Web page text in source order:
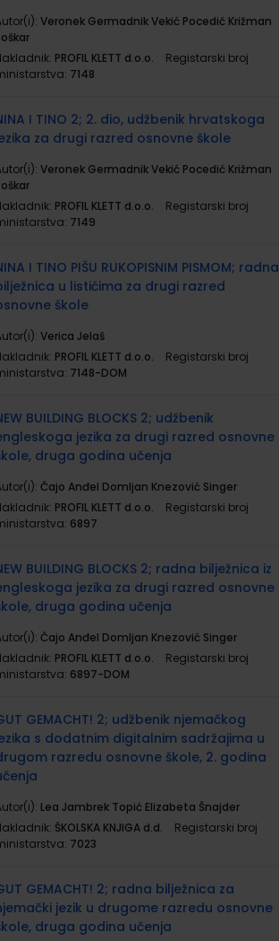
Veronek Germadnik Vekić Pocedić Križman
PROFIL KLETT d.o.o.
Registarski broj
7148
I TINO 2; 2. dio, udžbenik hrvatskoga
za drugi razred osnovne škole
Veronek Germadnik Vekić Pocedić Križman
PROFIL KLETT d.o.o.
Registarski broj
7149
I TINO PIŠU RUKOPISNIM PISMOM; radna
u listićima za drugi razred
škole
Verica Jelaš
PROFIL KLETT d.o.o.
Registarski broj
7148-DOM
BUILDING BLOCKS 2; udžbenik
jezika za drugi razred osnovne
druga godina učenja
Čajo Anđel Domljan Knezović Singer
PROFIL KLETT d.o.o.
Registarski broj
6897
BUILDING BLOCKS 2; radna bilježnica iz
jezika za drugi razred osnovne
druga godina učenja
Čajo Anđel Domljan Knezović Singer
PROFIL KLETT d.o.o.
Registarski broj
6897-DOM
GEMACHT! 2; udžbenik njemačkog
s dodatnim digitalnim sadržajima u
razredu osnovne škole, 2. godina
Lea Jambrek Topić Elizabeta Šnajder
ŠKOLSKA KNJIGA d.d.
Registarski broj
7023
GEMACHT! 2; radna bilježnica za
jezik u drugome razredu osnovne
druga godina učenja